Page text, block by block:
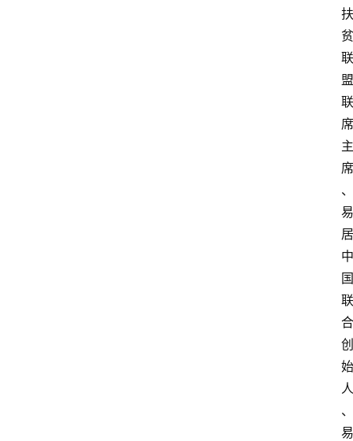
扶
贫
联
盟
联
席
主
席
、
易
居
中
国
联
合
创
始
人
、
易